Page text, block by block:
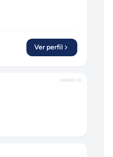
Ver perfil
ANÚNCIO